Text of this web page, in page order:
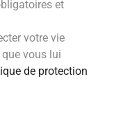
et
votre vie
vous lui
de protection